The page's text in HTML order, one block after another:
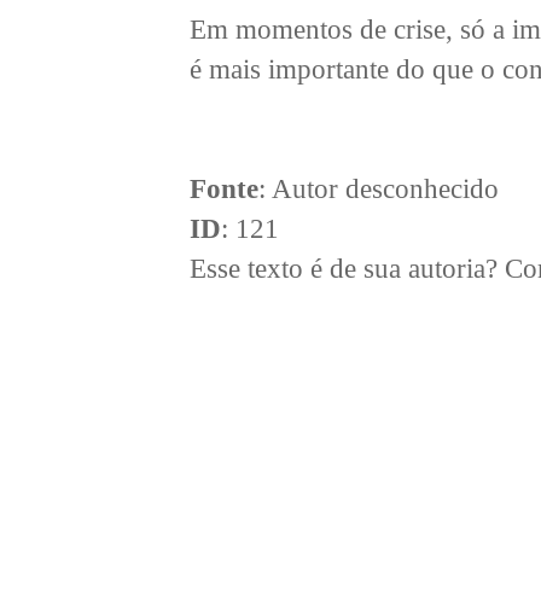
Em momentos de crise, só a
é mais importante do que o
Fonte: Autor desconhecido
ID: 121
Esse texto é de sua autoria?